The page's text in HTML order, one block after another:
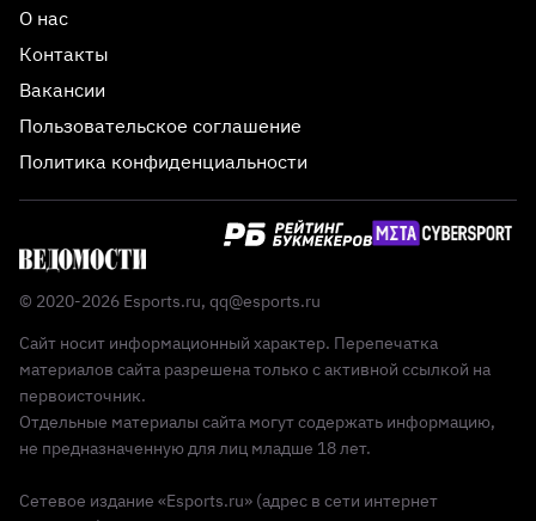
О нас
Контакты
Вакансии
Пользовательское соглашение
Политика конфиденциальности
© 2020-2026 Esports.ru, qq@esports.ru
Сайт носит информационный характер. Перепечатка
материалов сайта разрешена только с активной ссылкой на
первоисточник.
Отдельные материалы сайта могут содержать информацию,
не предназначенную для лиц младше 18 лет.
Сетевое издание «Esports.ru» (адрес в сети интернет